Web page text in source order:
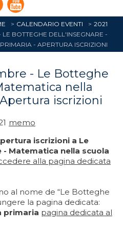
CALENDARIO EVENTI
2021
BOTTEGHE DELL'INSEGNARE -
- APERTURA ISCRIZIONI
- Le Botteghe
nella
iscrizioni
memo
iscrizioni a Le
Matematica nella scuola
alla pagina dedicata
al nome de “Le Botteghe
la pagina dedicata:
primaria pagina dedicata al